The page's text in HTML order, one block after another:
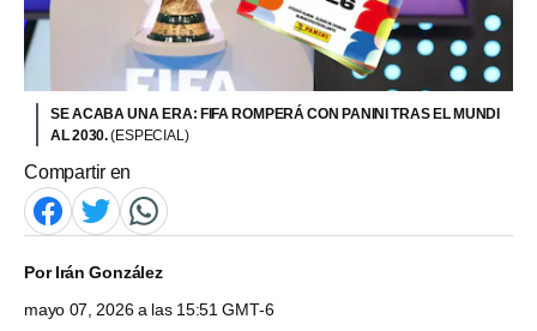
SE ACABA UNA ERA: FIFA ROMPERÁ CON PANINI TRAS EL MUNDI
AL 2030.(ESPECIAL)
Compartir en
PorIrán González
mayo 07, 2026 a las 15:51 GMT-6